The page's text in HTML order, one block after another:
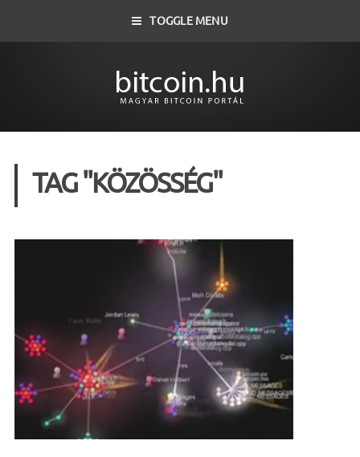
TOGGLE MENU
TAG "KÖZÖSSÉG"